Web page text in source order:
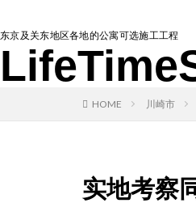
东京及关东地区各地的公寓可选施工工程
HOME 川崎市
实地考察